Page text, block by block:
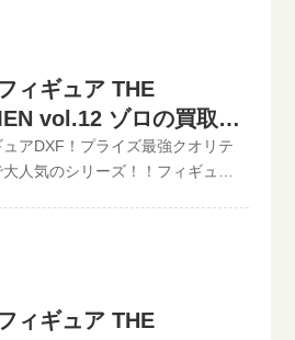
力方法でも仮買取査定が可能で
買取キャンペーン情報
無料宅配キット申し込みフォー
。といまるから送料無料の宅配
ボールに商品を詰めて、送るだ
く、お売りになりたいものが売
域は、日本全国どこからでもお
定価格の振込手数料など全て無
で更に具体的な金額が分かりま
買取査定が可能です。といま
ペーン情報
！《現在、各買取価格表の更新
ますが、ご依頼頂いた買取査定
て買取査定致しますのでご安心
DXフィギュア THE
トニー・トニー・チョッパー現
未開封の場合）
他のワンピースDXフィギュ
取査定の仮買取査定金額に納得し
し込みフォームからお申込みく
料無料の宅配キットが届いた
詰めて、送るだけ。自宅から出
ィギュア THE
vol.12 ゾロの買取価
アDXF！プライズ最強クオリテ
人気のシリーズ！！フィギュア
！《現在、各買取価格表の更新
ますが、ご依頼頂いた買取査定
て買取査定致しますのでご安心
DXフィギュア THE
ィギュア THE